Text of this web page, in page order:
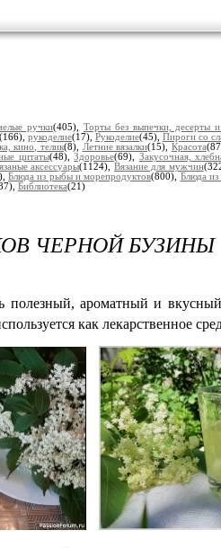
ручки(405),Торты без выпечки, десерты
(166), рукоделие(17), Рукоделие(45), Пироги со
кино, телик(8), Летние вязалки(15), Красота
цитаты(48),Здоровье(69), Закусочная,
аксессуары(1124), Вязание для мужчин
Блюда из рыбы и морепродуктов(800), Блюда
Библиотека(21)
ЧЕРНОЙ БУЗИНЫ
полезный, ароматный и
как лекарственное